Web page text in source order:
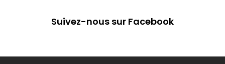
Suivez-nous sur Facebook